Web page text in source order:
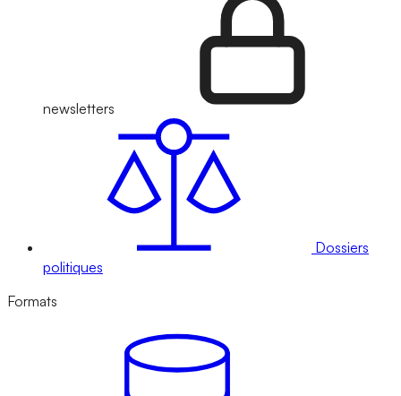
newsletters
Dossiers
politiques
Formats